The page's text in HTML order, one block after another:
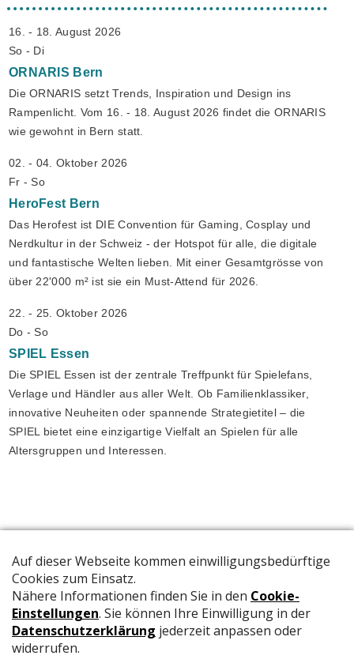
16. - 18. August 2026
So - Di
ORNARIS Bern
Die ORNARIS setzt Trends, Inspiration und Design ins
Rampenlicht. Vom 16. - 18. August 2026 findet die ORNARIS
wie gewohnt in Bern statt.
02. - 04. Oktober 2026
Fr - So
HeroFest Bern
Das Herofest ist DIE Convention für Gaming, Cosplay und
Nerdkultur in der Schweiz - der Hotspot für alle, die digitale
und fantastische Welten lieben. Mit einer Gesamtgrösse von
über 22'000 m² ist sie ein Must-Attend für 2026.
22. - 25. Oktober 2026
Do - So
SPIEL Essen
Die SPIEL Essen ist der zentrale Treffpunkt für Spielefans,
Verlage und Händler aus aller Welt. Ob Familienklassiker,
innovative Neuheiten oder spannende Strategietitel – die
SPIEL bietet eine einzigartige Vielfalt an Spielen für alle
Altersgruppen und Interessen.
Die offizielle Publikation der Schweizer Papeterien informiert